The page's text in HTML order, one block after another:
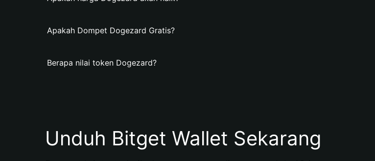
Apakah Dompet Dogezard Gratis?
Berapa nilai token Dogezard?
Unduh Bitget Wallet Sekarang